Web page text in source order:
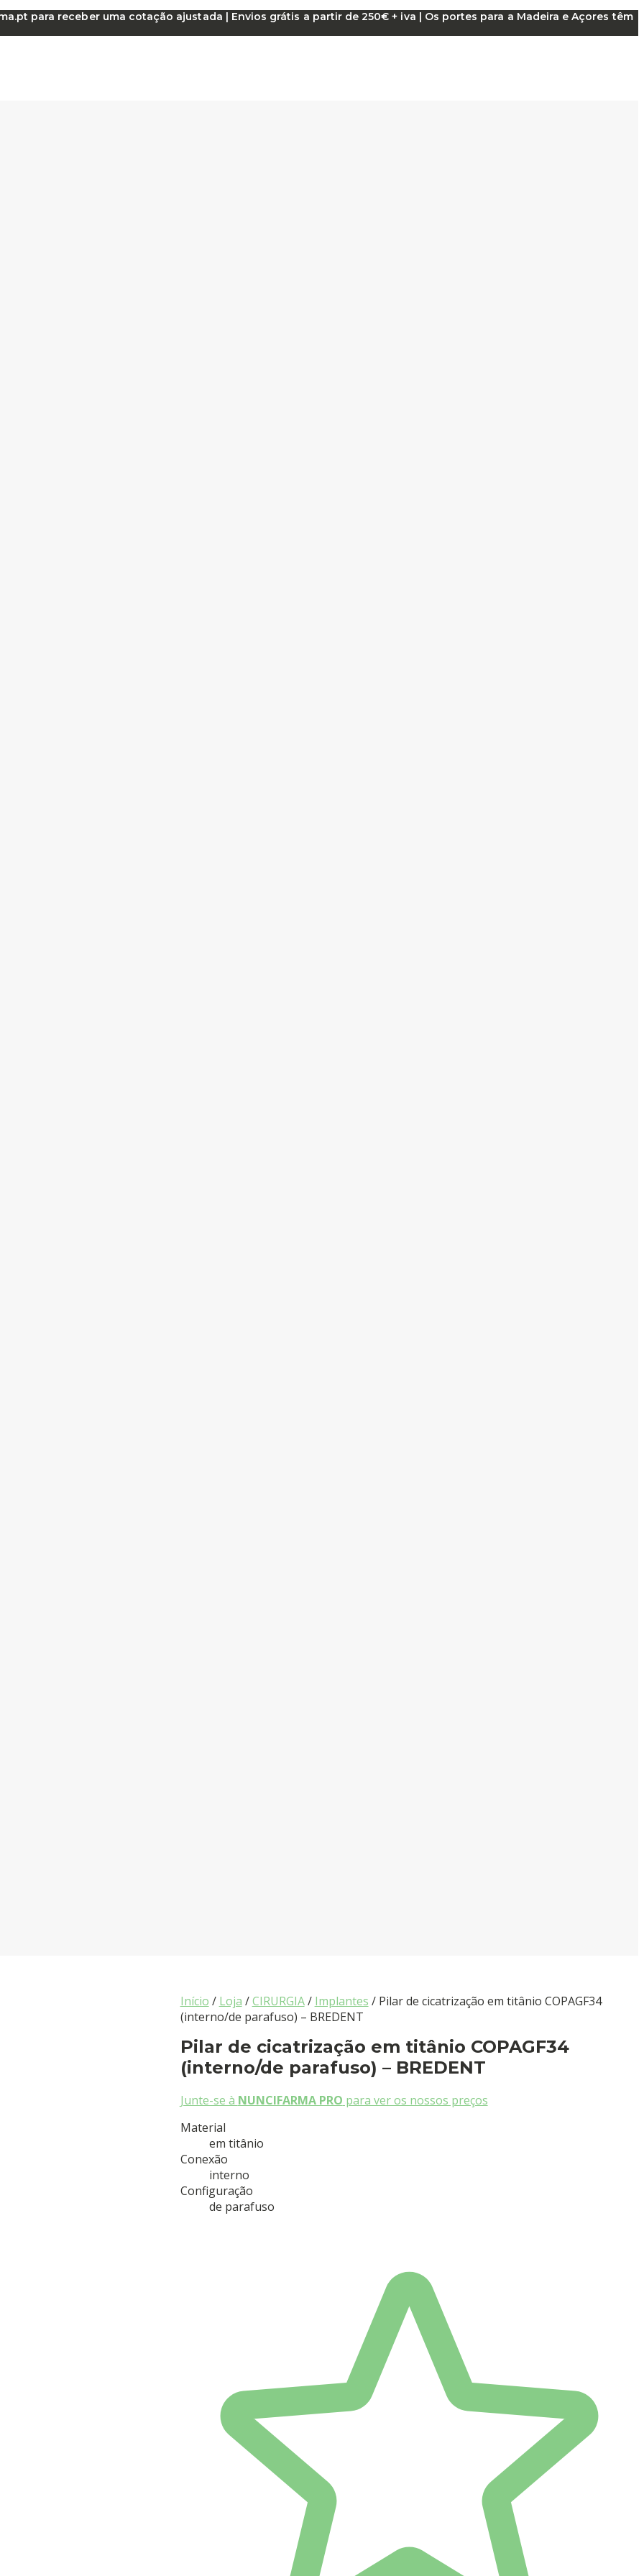
para receber uma cotação ajustada | Envios grátis a partir de 250€ + iva | Os portes para a Madeira e Açores têm
Início / Loja /CIRURGIA/ Implantes / Pilar de cicatrização em titânio COPAGF34
(interno/de parafuso) – BREDENT
Pilar de cicatrização em titânio COPAGF34
(interno/de parafuso) – BREDENT
Junte-se à NUNCIFARMA PRO para ver os nossos preços
Material
em titânio
Conexão
interno
Configuração
de parafuso